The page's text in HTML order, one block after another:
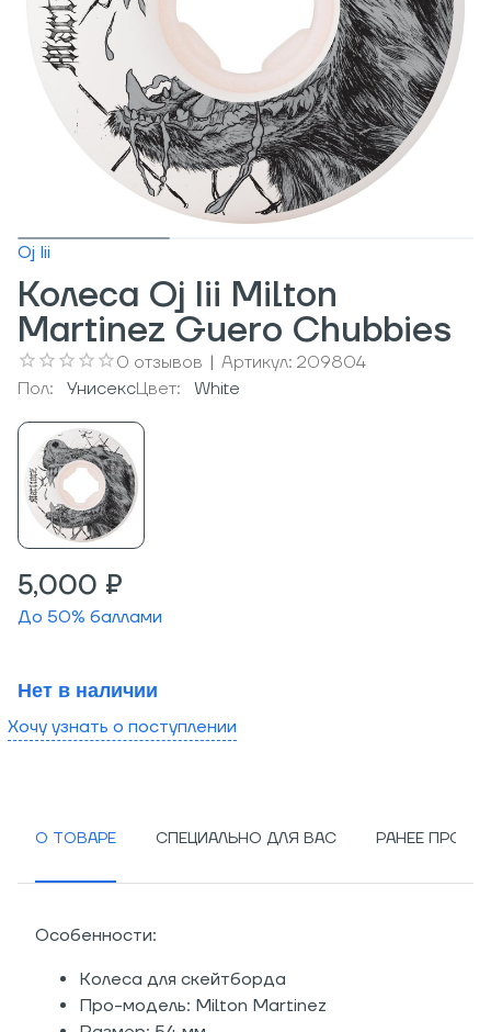
Oj Iii
Колеса Oj Iii Milton
Martinez Guero Chubbies
0 отзывов | Артикул: 209804
Пол:
УнисексЦвет: White
5,000 ₽
До 50% баллами
Нет в наличии
Хочу узнать о поступлении
О ТОВАРЕ СПЕЦИАЛЬНО ДЛЯ ВАС РАНЕЕ
Особенности:
Колеса для скейтборда
Про-модель: Milton Martinez